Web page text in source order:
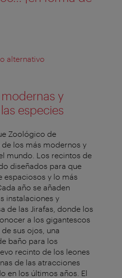
alternativo
y
especies
Zoológico de
los más modernos y
mundo. Los recintos de
diseñados para que
espaciosos y lo más
año se añaden
instalaciones y
de las Jirafas, donde los
a los gigantescos
sus ojos, una
baño para los
recinto de los leones
de las atracciones
en los últimos años. El